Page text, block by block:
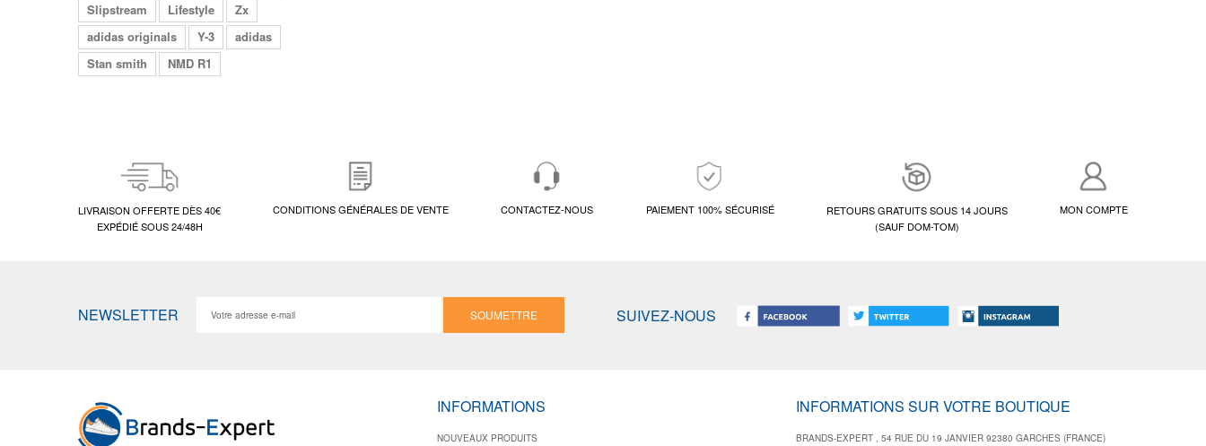
Slipstream
Lifestyle
Zx
adidas originals
Y-3
adidas
Stan smith
NMD R1
LIVRAISON OFFERTE DÈS 40€
EXPÉDIÉ SOUS 24/48H
CONDITIONS GÉNÉRALES DE VENTE CONTACTEZ-NOUS PAIEMENT 100% SÉCURISÉ
RETOURS GRATUITS SOUS 14 JOURS
(SAUF DOM-TOM)
MON COMPTE
NEWSLETTER SOUMETTRE SUIVEZ-NOUS
INFORMATIONS
NOUVEAUX PRODUITS
INFORMATIONS SUR VOTRE BOUTIQUE
BRANDS-EXPERT , 54 RUE DU 19 JANVIER 92380 GARCHES (FRANCE)